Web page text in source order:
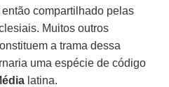
compartilhado pelas
Muitos outros
a trama dessa
uma espécie de código
latina.